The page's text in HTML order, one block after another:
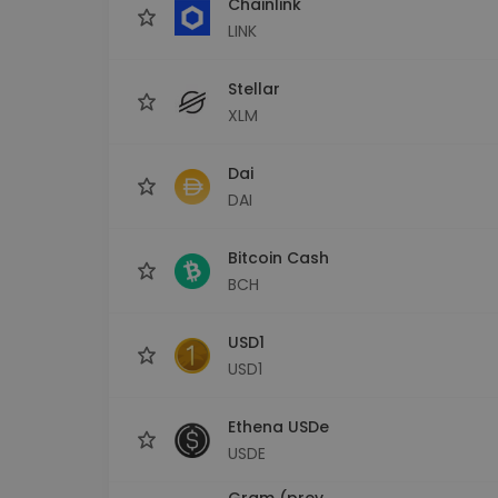
LINK
Stellar
XLM
Dai
DAI
Bitcoin Cash
BCH
USD1
USD1
Ethena USDe
USDE